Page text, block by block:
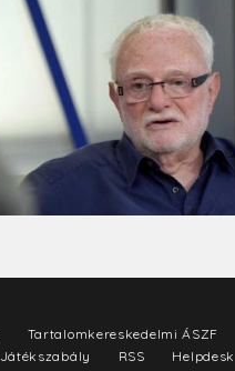
Tartalomkereskedelmi ÁSZF
Játékszabály RSS Helpdesk